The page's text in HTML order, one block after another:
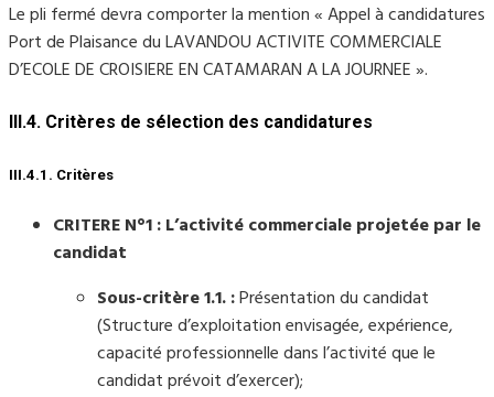
Le pli fermé devra comporter la mention « Appel à candidatures
Port de Plaisance du LAVANDOU ACTIVITE COMMERCIALE
D’ECOLE DE CROISIERE EN CATAMARAN A LA JOURNEE ».
III.4. Critères de sélection des candidatures
III.4.1. Critères
CRITERE N°1 : L’activité commerciale projetée par le
candidat
Sous-critère 1.1. :Présentation du candidat
(Structure d’exploitation envisagée, expérience,
capacité professionnelle dans l’activité que le
candidat prévoit d’exercer);